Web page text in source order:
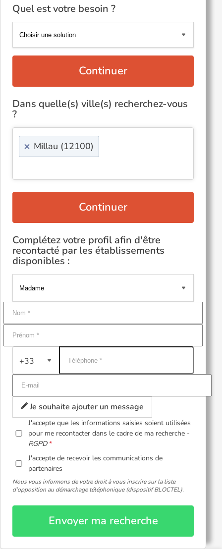
Quel est votre besoin ?
Continuer
Dans quelle(s) ville(s) recherchez-vous
?
× Millau (12100)
Continuer
Complétez votre profil afin d'être
recontacté par les établissements
disponibles :
+33
Je souhaite ajouter un message
J'accepte que les informations saisies soient utilisées
pour me recontacter dans le cadre de ma recherche -
RGPD
J'accepte de recevoir les communications de
partenaires
Nous vous informons de votre droit à vous inscrire sur la liste
d'opposition au démarchage téléphonique (dispositif BLOCTEL).
Envoyer ma recherche